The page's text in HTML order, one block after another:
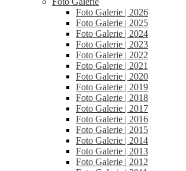
Foto Galerie | 2026
Foto Galerie | 2025
Foto Galerie | 2024
Foto Galerie | 2023
Foto Galerie | 2022
Foto Galerie | 2021
Foto Galerie | 2020
Foto Galerie | 2019
Foto Galerie | 2018
Foto Galerie | 2017
Foto Galerie | 2016
Foto Galerie | 2015
Foto Galerie | 2014
Foto Galerie | 2013
Foto Galerie | 2012